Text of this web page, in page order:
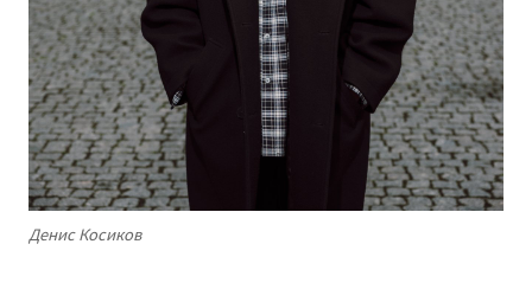
Денис Косиков